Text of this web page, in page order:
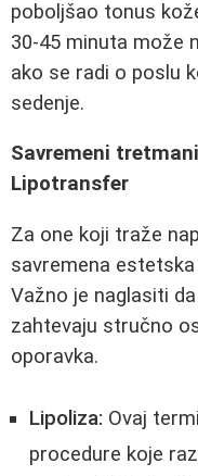
poboljšao tonus
30-45 minuta može
ako se radi o poslu
sedenje.
Savremeni
Lipotransfer
Za one koji traže
savremena
Važno je naglasiti
zahtevaju stručno
oporavka.
Lipoliza: Ovaj
procedure koje